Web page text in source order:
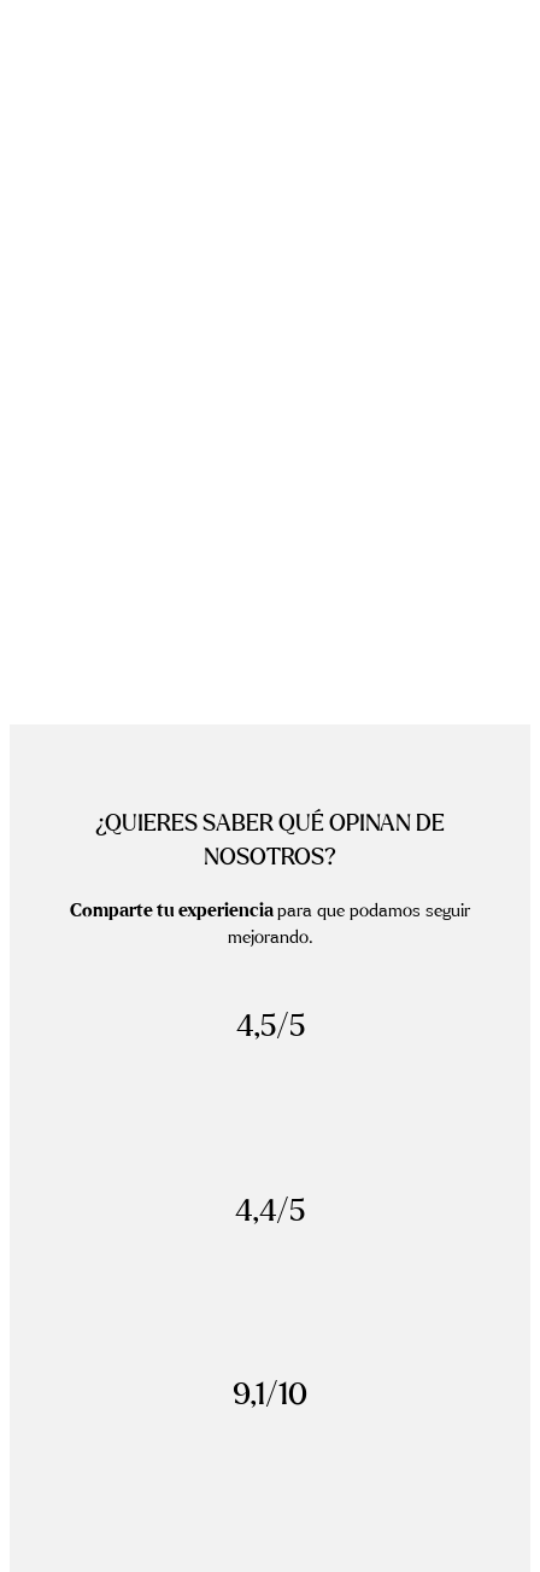
¿QUIERES SABER QUÉ OPINAN DE
NOSOTROS?
Comparte tu experiencia para que podamos seguir
mejorando.
4,5/5
4,4/5
9,1/10